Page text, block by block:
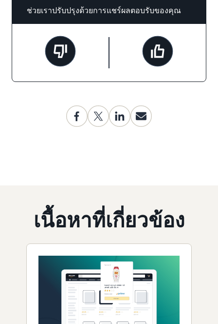
ช่วยเราปรับปรุงด้วยการแชร์ผลตอบรับของคุณ
เนื้อหาที่เกี่ยวข้อง